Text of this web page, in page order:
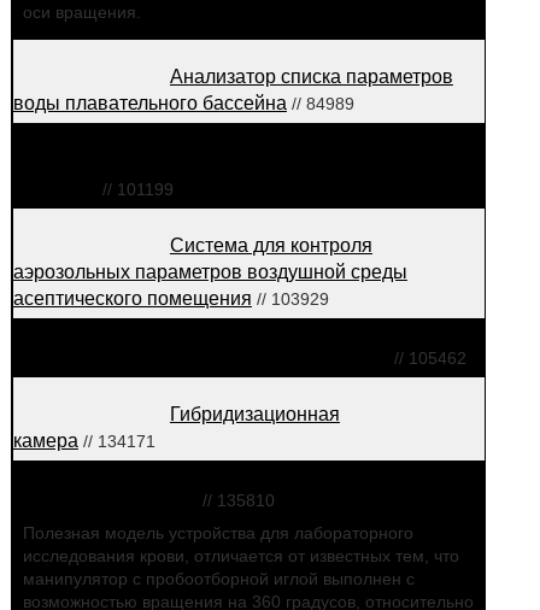
оси вращения.
Анализатор списка параметров
воды плавательного бассейна // 84989
// 101199
Система для контроля
аэрозольных параметров воздушной среды
асептического помещения // 103929
// 105462
Гибридизационная
камера // 134171
// 135810
Полезная модель устройства для лабораторного
исследования крови, отличается от известных тем, что
манипулятор с пробоотборной иглой выполнен с
возможностью вращения на 360 градусов, относительно